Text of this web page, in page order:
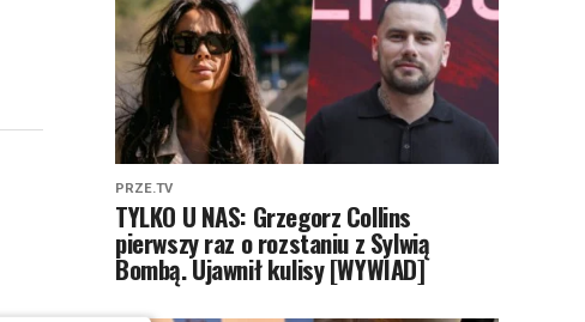
PRZE.TV
TYLKO U NAS: Grzegorz Collins
pierwszy raz o rozstaniu z Sylwią
Bombą. Ujawnił kulisy [WYWIAD]